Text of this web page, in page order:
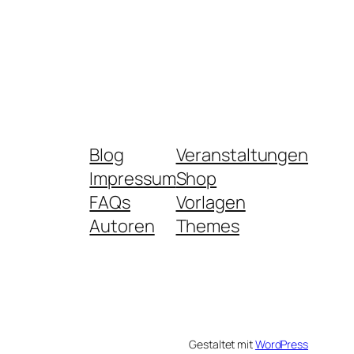
Blog
Impressum
FAQs
Autoren
Veranstaltungen
Shop
Vorlagen
Themes
Gestaltet mitWordPress